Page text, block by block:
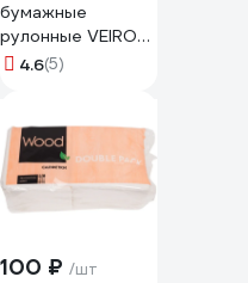
бумажные
рулонные VEIRO
PROFESSIONAL
Comfort 150 м 2-
слойные 127096
22476
4.6(5)
100 ₽ /шт